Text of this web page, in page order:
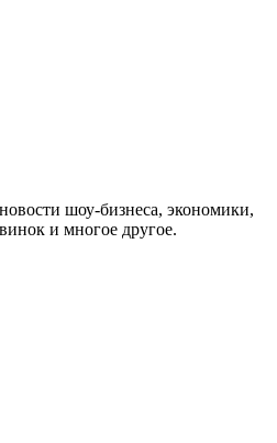
шоу-бизнеса, экономики,
и многое другое.